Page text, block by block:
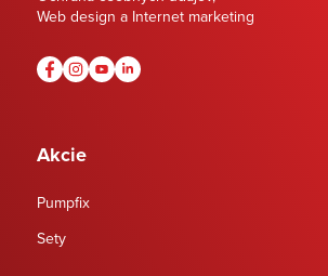
Web design a Internet marketing
Akcie
Pumpfix
Sety